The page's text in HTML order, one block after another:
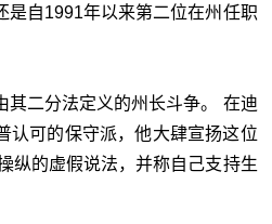
是自1991年以来第二位在州任职
其二分法定义的州长斗争。 在迪
认可的保守派，他大肆宣扬这位
纵的虚假说法，并称自己支持生